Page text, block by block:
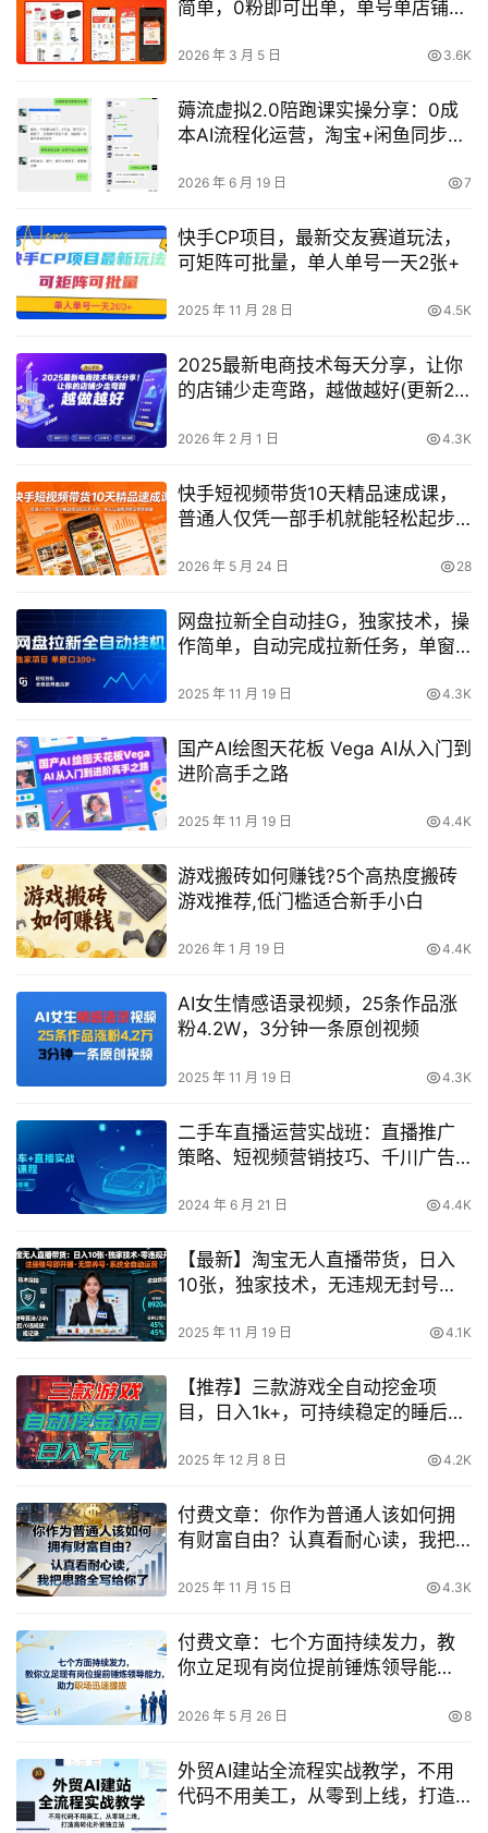
简单，0粉即可出单，单号单店铺稳
2026 年 3 月 5 日 3.6K
薅流虚拟2.0陪跑课实操分享：0成
本AI流程化运营，淘宝+闲鱼同步上
利200元
2026 年 6 月 19 日 7
快手CP项目，最新交友赛道玩法，
可矩阵可批量，单人单号一天2张+
2025 年 11 月 28 日 4.5K
2025最新电商技术每天分享，让你
的店铺少走弯路，越做越好(更新26
2026 年 2 月 1 日 4.3K
快手短视频带货10天精品速成课，
普通人仅凭一部手机就能轻松起步
2026 年 5 月 24 日 28
网盘拉新全自动挂G，独家技术，操
作简单，自动完成拉新任务，单窗
2025 年 11 月 19 日 4.3K
国产AI绘图天花板 Vega AI从入门到
进阶高手之路
2025 年 11 月 19 日 4.4K
游戏搬砖如何赚钱?5个高热度搬砖
游戏推荐,低门槛适合新手小白
2026 年 1 月 19 日 4.4K
AI女生情感语录视频，25条作品涨
粉4.2W，3分钟一条原创视频
2025 年 11 月 19 日 4.3K
二手车直播运营实战班：直播推广
策略、短视频营销技巧、千川广告
2024 年 6 月 21 日 4.4K
【最新】淘宝无人直播带货，日入
10张，独家技术，无违规无封号，
秘】
2025 年 11 月 19 日 4.1K
【推荐】三款游戏全自动挖金项
目，日入1k+，可持续稳定的睡后收
2025 年 12 月 8 日 4.2K
付费文章：你作为普通人该如何拥
有财富自由？认真看耐心读，我把
2025 年 11 月 15 日 4.3K
付费文章：七个方面持续发力，教
你立足现有岗位提前锤炼领导能
2026 年 5 月 26 日 8
外贸AI建站全流程实战教学，不用
代码不用美工，从零到上线，打造